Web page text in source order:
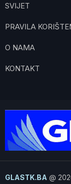
SVIJET
PRAVILA
O NAMA
KONTAKT
GLASTK.BA @